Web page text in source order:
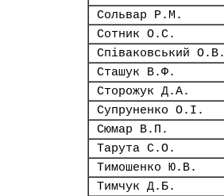
Сольвар Р.М.
Сотник О.С.
Співаковський О.В.
Сташук В.Ф.
Сторожук Д.А.
Супруненко О.І.
Сюмар В.П.
Тарута С.О.
Тимошенко Ю.В.
Тимчук Д.Б.